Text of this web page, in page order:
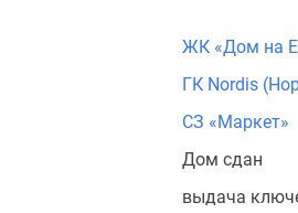
ЖК «Дом на
ГК Nordis
СЗ «Маркет»
Дом сдан
выдача